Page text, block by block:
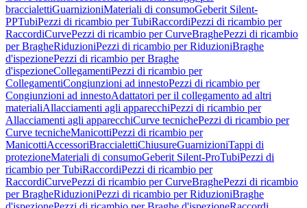
braccialettiGuarnizioniMateriali di consumoGeberit Silent-
PPTubiPezzi di ricambio per TubiRaccordiPezzi di ricambio per
RaccordiCurvePezzi di ricambio per CurveBraghePezzi di ricambio
per BragheRiduzioniPezzi di ricambio per RiduzioniBraghe
d'ispezionePezzi di ricambio per Braghe
d'ispezioneCollegamentiPezzi di ricambio per
CollegamentiCongiunzioni ad innestoPezzi di ricambio per
Congiunzioni ad innestoAdattatori per il collegamento ad altri
materialiAllacciamenti agli apparecchiPezzi di ricambio per
Allacciamenti agli apparecchiCurve tecnichePezzi di ricambio per
Curve tecnicheManicottiPezzi di ricambio per
ManicottiAccessoriBraccialettiChiusureGuarnizioniTappi di
protezioneMateriali di consumoGeberit Silent-ProTubiPezzi di
ricambio per TubiRaccordiPezzi di ricambio per
RaccordiCurvePezzi di ricambio per CurveBraghePezzi di ricambio
per BragheRiduzioniPezzi di ricambio per RiduzioniBraghe